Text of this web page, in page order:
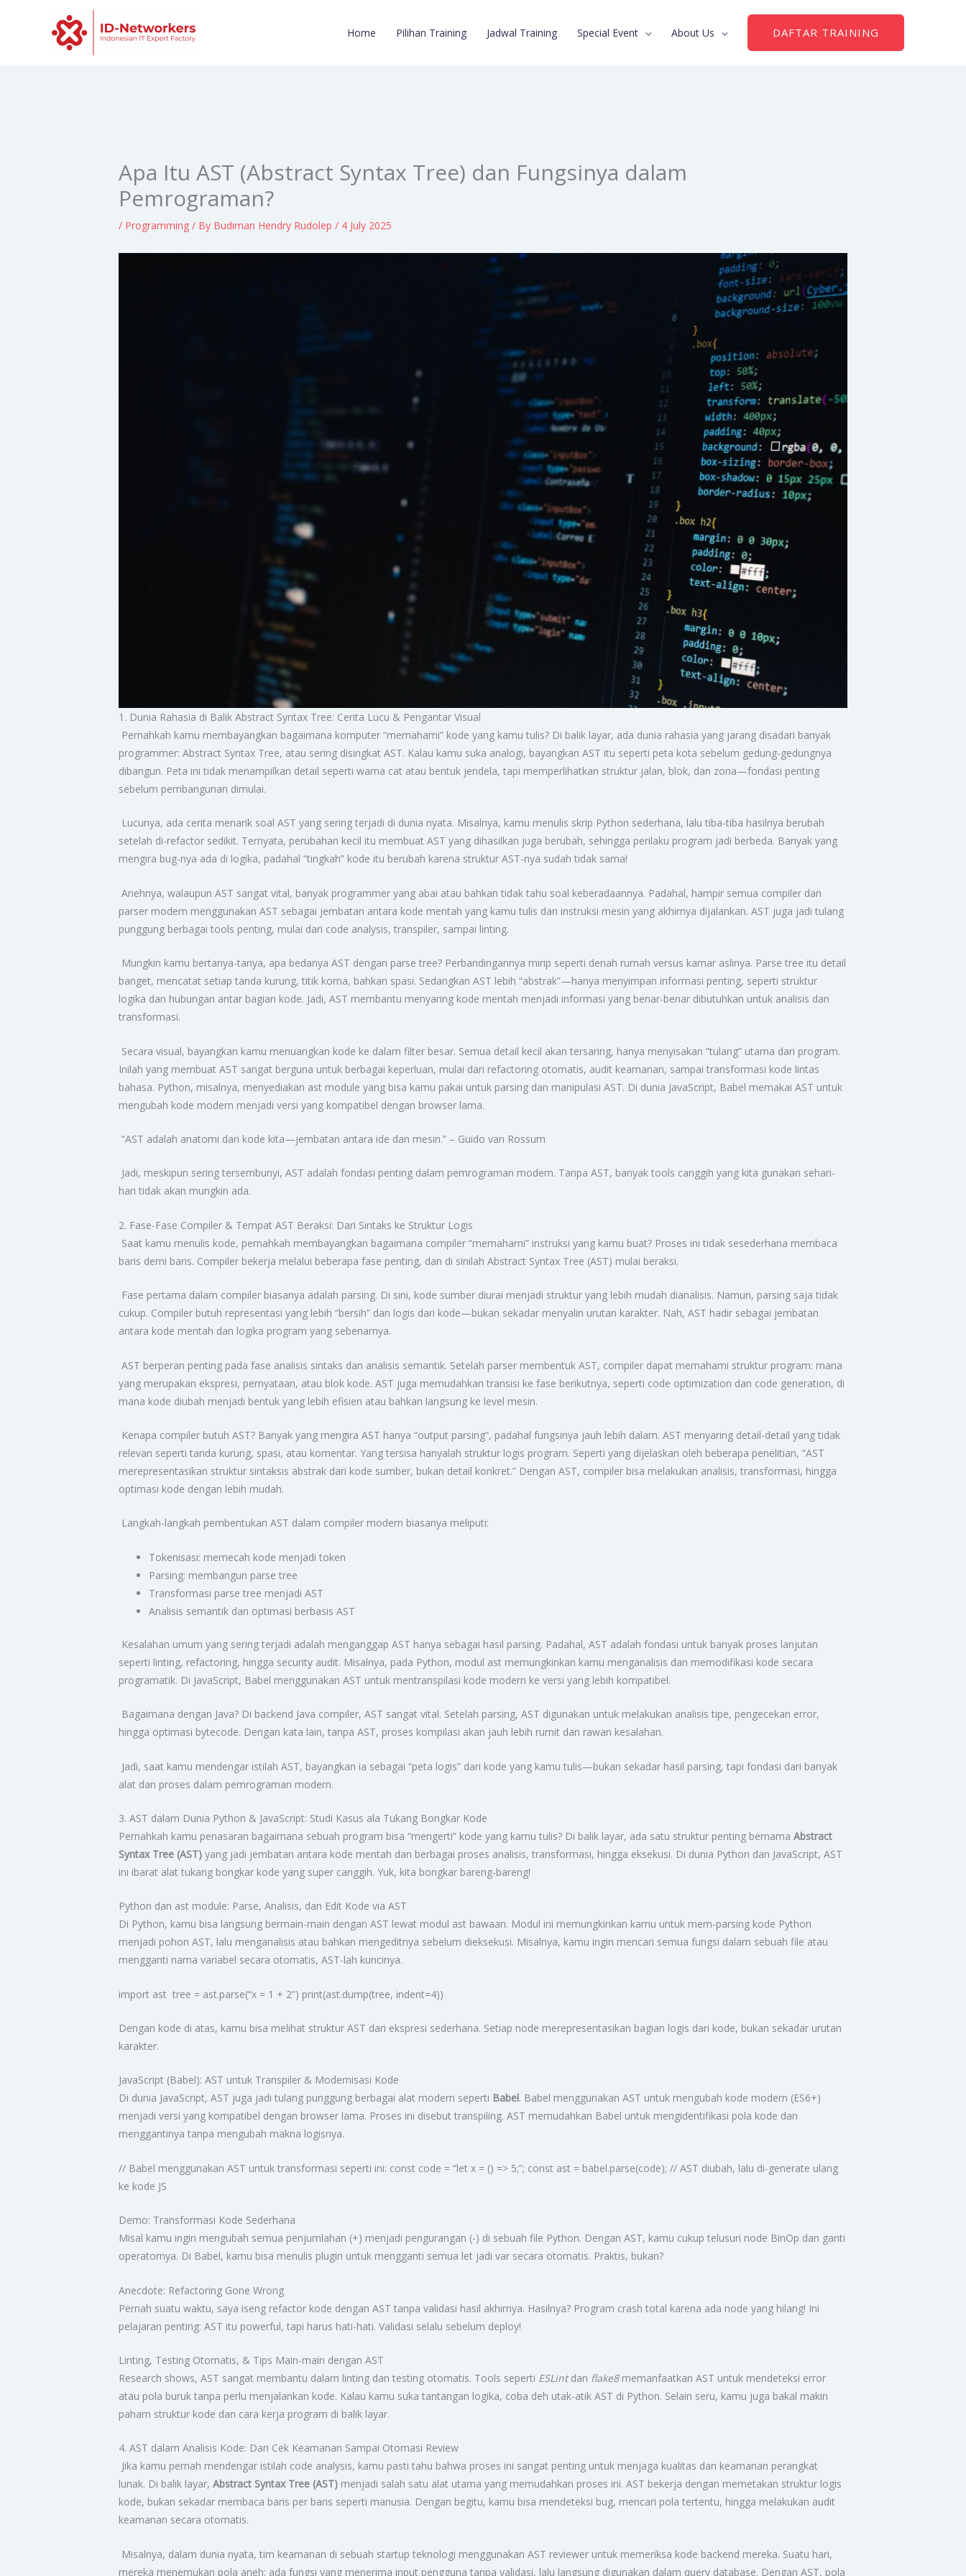
Home Pilihan Training Jadwal Training Special Event About Us DAFTAR TRAINING
Apa Itu AST (Abstract Syntax Tree) dan Fungsinya dalam
Pemrograman?
/ Programming / By Budiman Hendry Rudolep/ 4 July 2025
1. Dunia Rahasia di Balik Abstract Syntax Tree: Cerita Lucu & Pengantar Visual
Pernahkah kamu membayangkan bagaimana komputer “memahami” kode yang kamu tulis? Di balik layar, ada dunia rahasia yang jarang disadari banyak
programmer: Abstract Syntax Tree, atau sering disingkat AST. Kalau kamu suka analogi, bayangkan AST itu seperti peta kota sebelum gedung-gedungnya
dibangun. Peta ini tidak menampilkan detail seperti warna cat atau bentuk jendela, tapi memperlihatkan struktur jalan, blok, dan zona—fondasi penting
sebelum pembangunan dimulai.
Lucunya, ada cerita menarik soal AST yang sering terjadi di dunia nyata. Misalnya, kamu menulis skrip Python sederhana, lalu tiba-tiba hasilnya berubah
setelah di-refactor sedikit. Ternyata, perubahan kecil itu membuat AST yang dihasilkan juga berubah, sehingga perilaku program jadi berbeda. Banyak yang
mengira bug-nya ada di logika, padahal “tingkah” kode itu berubah karena struktur AST-nya sudah tidak sama!
Anehnya, walaupun AST sangat vital, banyak programmer yang abai atau bahkan tidak tahu soal keberadaannya. Padahal, hampir semua compiler dan
parser modern menggunakan AST sebagai jembatan antara kode mentah yang kamu tulis dan instruksi mesin yang akhirnya dijalankan. AST juga jadi tulang
punggung berbagai tools penting, mulai dari code analysis, transpiler, sampai linting.
Mungkin kamu bertanya-tanya, apa bedanya AST dengan parse tree? Perbandingannya mirip seperti denah rumah versus kamar aslinya. Parse tree itu detail
banget, mencatat setiap tanda kurung, titik koma, bahkan spasi. Sedangkan AST lebih “abstrak”—hanya menyimpan informasi penting, seperti struktur
logika dan hubungan antar bagian kode. Jadi, AST membantu menyaring kode mentah menjadi informasi yang benar-benar dibutuhkan untuk analisis dan
transformasi.
Secara visual, bayangkan kamu menuangkan kode ke dalam filter besar. Semua detail kecil akan tersaring, hanya menyisakan “tulang” utama dari program.
Inilah yang membuat AST sangat berguna untuk berbagai keperluan, mulai dari refactoring otomatis, audit keamanan, sampai transformasi kode lintas
bahasa. Python, misalnya, menyediakan ast module yang bisa kamu pakai untuk parsing dan manipulasi AST. Di dunia JavaScript, Babel memakai AST untuk
mengubah kode modern menjadi versi yang kompatibel dengan browser lama.
“AST adalah anatomi dari kode kita—jembatan antara ide dan mesin.” – Guido van Rossum
Jadi, meskipun sering tersembunyi, AST adalah fondasi penting dalam pemrograman modern. Tanpa AST, banyak tools canggih yang kita gunakan sehari-
hari tidak akan mungkin ada.
2. Fase-Fase Compiler & Tempat AST Beraksi: Dari Sintaks ke Struktur Logis
Saat kamu menulis kode, pernahkah membayangkan bagaimana compiler “memahami” instruksi yang kamu buat? Proses ini tidak sesederhana membaca
baris demi baris. Compiler bekerja melalui beberapa fase penting, dan di sinilah Abstract Syntax Tree (AST) mulai beraksi.
Fase pertama dalam compiler biasanya adalah parsing. Di sini, kode sumber diurai menjadi struktur yang lebih mudah dianalisis. Namun, parsing saja tidak
cukup. Compiler butuh representasi yang lebih “bersih” dan logis dari kode—bukan sekadar menyalin urutan karakter. Nah, AST hadir sebagai jembatan
antara kode mentah dan logika program yang sebenarnya.
AST berperan penting pada fase analisis sintaks dan analisis semantik. Setelah parser membentuk AST, compiler dapat memahami struktur program: mana
yang merupakan ekspresi, pernyataan, atau blok kode. AST juga memudahkan transisi ke fase berikutnya, seperti code optimization dan code generation, di
mana kode diubah menjadi bentuk yang lebih efisien atau bahkan langsung ke level mesin.
Kenapa compiler butuh AST? Banyak yang mengira AST hanya “output parsing”, padahal fungsinya jauh lebih dalam. AST menyaring detail-detail yang tidak
relevan seperti tanda kurung, spasi, atau komentar. Yang tersisa hanyalah struktur logis program. Seperti yang dijelaskan oleh beberapa penelitian, “AST
merepresentasikan struktur sintaksis abstrak dari kode sumber, bukan detail konkret.” Dengan AST, compiler bisa melakukan analisis, transformasi, hingga
optimasi kode dengan lebih mudah.
Langkah-langkah pembentukan AST dalam compiler modern biasanya meliputi:
Tokenisasi: memecah kode menjadi token
Parsing: membangun parse tree
Transformasi parse tree menjadi AST
Analisis semantik dan optimasi berbasis AST
Kesalahan umum yang sering terjadi adalah menganggap AST hanya sebagai hasil parsing. Padahal, AST adalah fondasi untuk banyak proses lanjutan
seperti linting, refactoring, hingga security audit. Misalnya, pada Python, modul ast memungkinkan kamu menganalisis dan memodifikasi kode secara
programatik. Di JavaScript, Babel menggunakan AST untuk mentranspilasi kode modern ke versi yang lebih kompatibel.
Bagaimana dengan Java? Di backend Java compiler, AST sangat vital. Setelah parsing, AST digunakan untuk melakukan analisis tipe, pengecekan error,
hingga optimasi bytecode. Dengan kata lain, tanpa AST, proses kompilasi akan jauh lebih rumit dan rawan kesalahan.
Jadi, saat kamu mendengar istilah AST, bayangkan ia sebagai “peta logis” dari kode yang kamu tulis—bukan sekadar hasil parsing, tapi fondasi dari banyak
alat dan proses dalam pemrograman modern.
3. AST dalam Dunia Python & JavaScript: Studi Kasus ala Tukang Bongkar Kode
Pernahkah kamu penasaran bagaimana sebuah program bisa “mengerti” kode yang kamu tulis? Di balik layar, ada satu struktur penting bernamaAbstract
Syntax Tree (AST) yang jadi jembatan antara kode mentah dan berbagai proses analisis, transformasi, hingga eksekusi. Di dunia Python dan JavaScript, AST
ini ibarat alat tukang bongkar kode yang super canggih. Yuk, kita bongkar bareng-bareng!
Python dan ast module: Parse, Analisis, dan Edit Kode via AST
Di Python, kamu bisa langsung bermain-main dengan AST lewat modul ast bawaan. Modul ini memungkinkan kamu untuk mem-parsing kode Python
menjadi pohon AST, lalu menganalisis atau bahkan mengeditnya sebelum dieksekusi. Misalnya, kamu ingin mencari semua fungsi dalam sebuah file atau
mengganti nama variabel secara otomatis, AST-lah kuncinya.
import ast tree = ast.parse(“x = 1 + 2”) print(ast.dump(tree, indent=4))
Dengan kode di atas, kamu bisa melihat struktur AST dari ekspresi sederhana. Setiap node merepresentasikan bagian logis dari kode, bukan sekadar urutan
karakter.
JavaScript (Babel): AST untuk Transpiler & Modernisasi Kode
Di dunia JavaScript, AST juga jadi tulang punggung berbagai alat modern seperti Babel. Babel menggunakan AST untuk mengubah kode modern (ES6+)
menjadi versi yang kompatibel dengan browser lama. Proses ini disebut transpiling. AST memudahkan Babel untuk mengidentifikasi pola kode dan
menggantinya tanpa mengubah makna logisnya.
// Babel menggunakan AST untuk transformasi seperti ini: const code = “let x = () => 5;”; const ast = babel.parse(code); // AST diubah, lalu di-generate ulang
ke kode JS
Demo: Transformasi Kode Sederhana
Misal kamu ingin mengubah semua penjumlahan (+) menjadi pengurangan (-) di sebuah file Python. Dengan AST, kamu cukup telusuri node BinOp dan ganti
operatornya. Di Babel, kamu bisa menulis plugin untuk mengganti semua let jadi var secara otomatis. Praktis, bukan?
Anecdote: Refactoring Gone Wrong
Pernah suatu waktu, saya iseng refactor kode dengan AST tanpa validasi hasil akhirnya. Hasilnya? Program crash total karena ada node yang hilang! Ini
pelajaran penting: AST itu powerful, tapi harus hati-hati. Validasi selalu sebelum deploy!
Linting, Testing Otomatis, & Tips Main-main dengan AST
Research shows, AST sangat membantu dalam linting dan testing otomatis. Tools seperti ESLintdan flake8memanfaatkan AST untuk mendeteksi error
atau pola buruk tanpa perlu menjalankan kode. Kalau kamu suka tantangan logika, coba deh utak-atik AST di Python. Selain seru, kamu juga bakal makin
paham struktur kode dan cara kerja program di balik layar.
4. AST dalam Analisis Kode: Dari Cek Keamanan Sampai Otomasi Review
Jika kamu pernah mendengar istilah code analysis, kamu pasti tahu bahwa proses ini sangat penting untuk menjaga kualitas dan keamanan perangkat
lunak. Di balik layar,Abstract Syntax Tree (AST) menjadi salah satu alat utama yang memudahkan proses ini. AST bekerja dengan memetakan struktur logis
kode, bukan sekadar membaca baris per baris seperti manusia. Dengan begitu, kamu bisa mendeteksi bug, mencari pola tertentu, hingga melakukan audit
keamanan secara otomatis.
Misalnya, dalam dunia nyata, tim keamanan di sebuah startup teknologi menggunakan AST reviewer untuk memeriksa kode backend mereka. Suatu hari,
mereka menemukan pola aneh: ada fungsi yang menerima input pengguna tanpa validasi, lalu langsung digunakan dalam query database. Dengan AST, pola